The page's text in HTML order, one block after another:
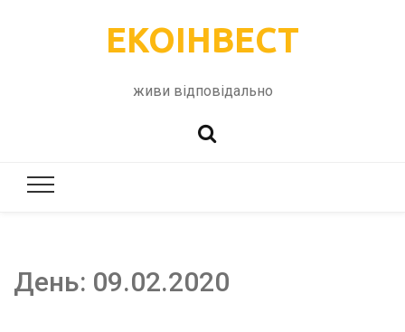
ЕКОІНВЕСТ
живи відповідально
День: 09.02.2020